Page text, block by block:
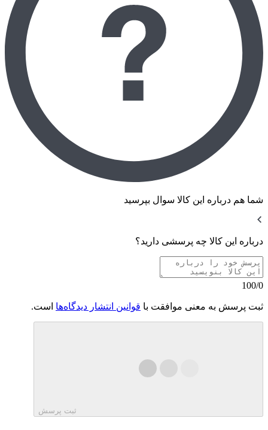
شما هم درباره این کالا سوال بپرسید
درباره این کالا چه پرسشی دارید؟
100/0
ثبت پرسش به معنی موافقت با قوانین انتشار دیدگاه‌ها است.
ثبت پرسش